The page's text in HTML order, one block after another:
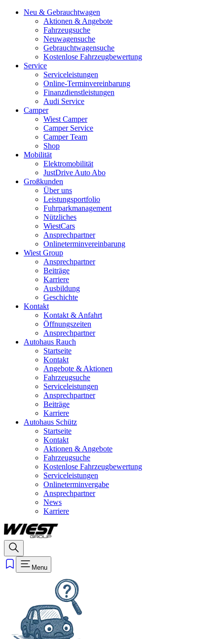
Neu & Gebrauchtwagen
Aktionen & Angebote
Fahrzeugsuche
Neuwagensuche
Gebrauchtwagensuche
Kostenlose Fahrzeugbewertung
Service
Serviceleistungen
Online-Terminvereinbarung
Finanzdienstleistungen
Audi Service
Camper
Wiest Camper
Camper Service
Camper Team
Shop
Mobilität
Elektromobilität
JustDrive Auto Abo
Großkunden
Über uns
Leistungsportfolio
Fuhrparkmanagement
Nützliches
WiestCars
Ansprechpartner
Onlineterminvereinbarung
Wiest Group
Ansprechpartner
Beiträge
Karriere
Ausbildung
Geschichte
Kontakt
Kontakt & Anfahrt
Öffnungszeiten
Ansprechpartner
Autohaus Rauch
Startseite
Kontakt
Angebote & Aktionen
Fahrzeugsuche
Serviceleistungen
Ansprechpartner
Beiträge
Karriere
Autohaus Schütz
Startseite
Kontakt
Aktionen & Angebote
Fahrzeugsuche
Kostenlose Fahrzeugbewertung
Serviceleistungen
Onlineterminvergabe
Ansprechpartner
News
Karriere
Menu